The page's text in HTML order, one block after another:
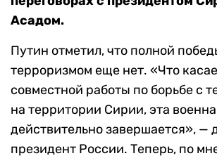
Асадом.
Путин отметил, что полной
терроризмом еще нет. «Что
совместной работы по борьбе с
на территории Сирии, эта
действительно завершается», —
президент России. Теперь, по